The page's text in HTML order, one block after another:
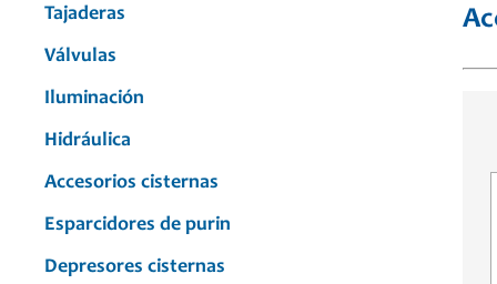
Tajaderas
Válvulas
Iluminación
Hidráulica
Accesorios cisternas
Esparcidores de purin
Depresores cisternas